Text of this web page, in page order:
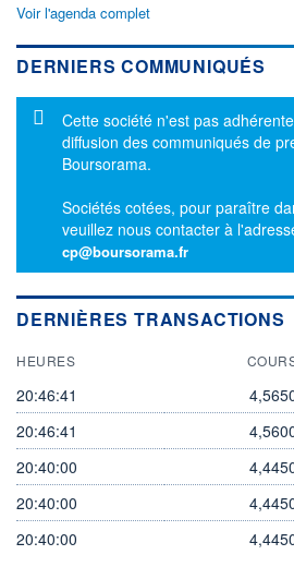
Voir l'agenda complet
DERNIERS COMMUNIQUÉS
Message d'information
Cette société n'est pas
diffusion des communiqués de
Boursorama.
Sociétés cotées, pour paraître
veuillez nous contacter à
cp@boursorama.fr
DERNIÈRES TRANSACTIONS
HEURES
20:46:41
20:46:41
20:40:00
20:40:00
20:40:00